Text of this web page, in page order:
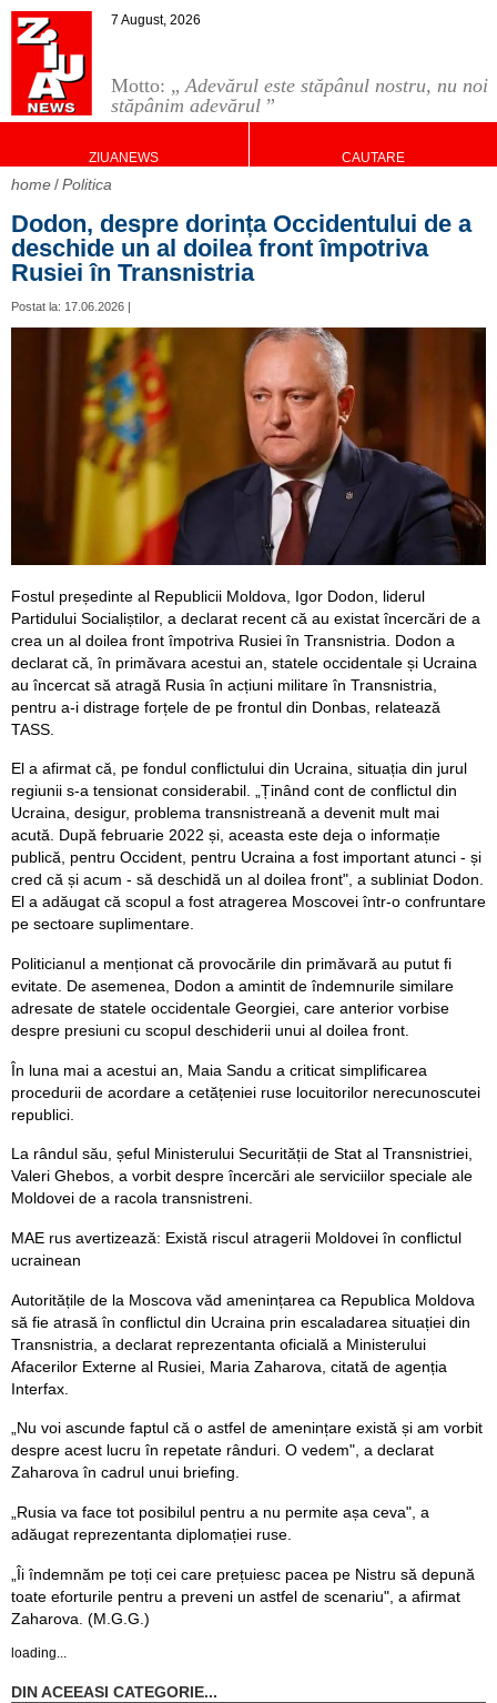
Motto: „Adevărul este stăpânul nostru, nu noi
stăpânim adevărul ”
7 August, 2026
ZIUANEWS CAUTARE
home Politica
Dodon, despre dorința Occidentului de a
deschide un al doilea front împotriva
Rusiei în Transnistria
Postat la: 17.06.2026 |
Fostul președinte al Republicii Moldova, Igor Dodon, liderul
Partidului Socialiștilor, a declarat recent că au existat încercări de a
crea un al doilea front împotriva Rusiei în Transnistria. Dodon a
declarat că, în primăvara acestui an, statele occidentale și Ucraina
au încercat să atragă Rusia în acțiuni militare în Transnistria,
pentru a-i distrage forțele de pe frontul din Donbas, relatează
TASS.
El a afirmat că, pe fondul conflictului din Ucraina, situația din jurul
regiunii s-a tensionat considerabil. „Ținând cont de conflictul din
Ucraina, desigur, problema transnistreană a devenit mult mai
acută. După februarie 2022 și, aceasta este deja o informație
publică, pentru Occident, pentru Ucraina a fost important atunci - și
cred că și acum - să deschidă un al doilea front", a subliniat Dodon.
El a adăugat că scopul a fost atragerea Moscovei într-o confruntare
pe sectoare suplimentare.
Politicianul a menționat că provocările din primăvară au putut fi
evitate. De asemenea, Dodon a amintit de îndemnurile similare
adresate de statele occidentale Georgiei, care anterior vorbise
despre presiuni cu scopul deschiderii unui al doilea front.
În luna mai a acestui an, Maia Sandu a criticat simplificarea
procedurii de acordare a cetățeniei ruse locuitorilor nerecunoscutei
republici.
La rândul său, șeful Ministerului Securității de Stat al Transnistriei,
Valeri Ghebos, a vorbit despre încercări ale serviciilor speciale ale
Moldovei de a racola transnistreni.
MAE rus avertizează: Există riscul atragerii Moldovei în conflictul
ucrainean
Autoritățile de la Moscova văd amenințarea ca Republica Moldova
să fie atrasă în conflictul din Ucraina prin escaladarea situației din
Transnistria, a declarat reprezentanta oficială a Ministerului
Afacerilor Externe al Rusiei, Maria Zaharova, citată de agenția
Interfax.
„Nu voi ascunde faptul că o astfel de amenințare există și am vorbit
despre acest lucru în repetate rânduri. O vedem", a declarat
Zaharova în cadrul unui briefing.
„Rusia va face tot posibilul pentru a nu permite așa ceva", a
adăugat reprezentanta diplomației ruse.
„Îi îndemnăm pe toți cei care prețuiesc pacea pe Nistru să depună
toate eforturile pentru a preveni un astfel de scenariu", a afirmat
Zaharova. (M.G.G.)
loading...
DIN ACEEASI CATEGORIE...